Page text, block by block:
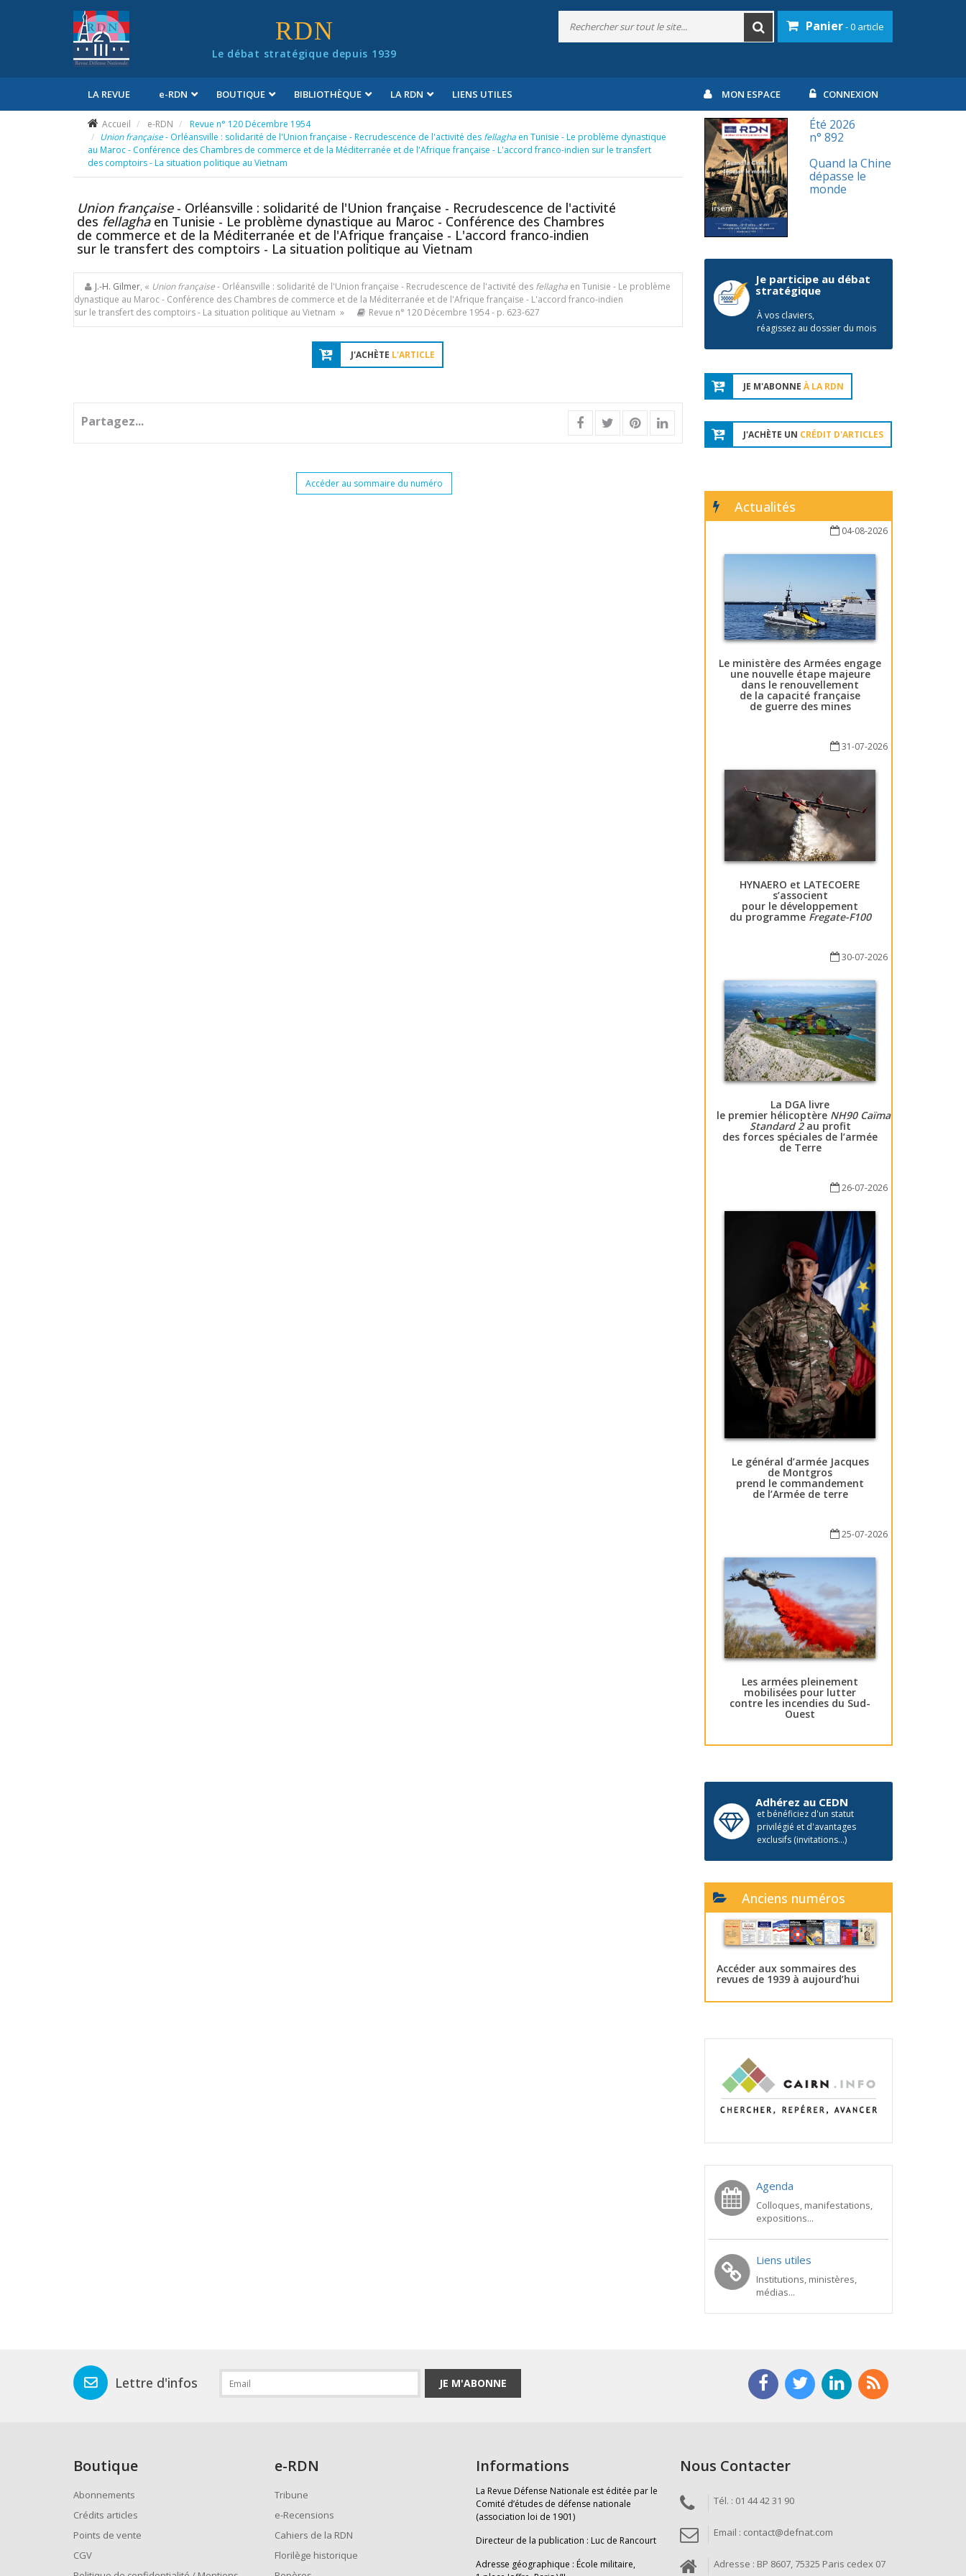
RDN
Le débat stratégique depuis 1939
Panier- 0 article
LA REVUE e-RDN BOUTIQUE BIBLIOTHÈQUE LA RDN LIENS UTILES MON ESPACE CONNEXION
Accueil e-RDN
Revue n° 120 Décembre 1954
Union française- Orléansville : solidarité de l'Union française - Recrudescence de l'activité des fellagha en Tunisie - Le problème dynastique
au Maroc - Conférence des Chambres de commerce et de la Méditerranée et de l'Afrique française - L'accord franco-indien sur le transfert
des comptoirs - La situation politique au Vietnam
Union française- Orléansville : solidarité de l'Union française - Recrudescence de l'activité
des fellagha en Tunisie - Le problème dynastique au Maroc - Conférence des Chambres
de commerce et de la Méditerranée et de l'Afrique française - L'accord franco-indien
sur le transfert des comptoirs - La situation politique au Vietnam
J.-H. Gilmer, « Union française- Orléansville : solidarité de l'Union française - Recrudescence de l'activité des fellagha en Tunisie - Le problème
dynastique au Maroc - Conférence des Chambres de commerce et de la Méditerranée et de l'Afrique française - L'accord franco-indien
sur le transfert des comptoirs - La situation politique au Vietnam »
Revue n° 120 Décembre 1954- p. 623-627
J'ACHÈTE L'ARTICLE
Partagez...
Accéder au sommaire du numéro
Été 2026
n° 892
Quand la Chine
dépasse le
monde
Je participe au débat
stratégique
À vos claviers,
réagissez au dossier du mois
JE M'ABONNE À LA RDN
J'ACHÈTE UN CRÉDIT D'ARTICLES
Actualités
04-08-2026
Le ministère des Armées engage
une nouvelle étape majeure
dans le renouvellement
de la capacité française
de guerre des mines
31-07-2026
HYNAERO et LATECOERE
s’associent
pour le développement
du programme Fregate-F100
30-07-2026
La DGA livre
le premier hélicoptère NH90 Caïman
Standard 2au profit
des forces spéciales de l’armée
de Terre
26-07-2026
Le général d’armée Jacques
de Montgros
prend le commandement
de l’Armée de terre
25-07-2026
Les armées pleinement
mobilisées pour lutter
contre les incendies du Sud-
Ouest
Adhérez au CEDN
et bénéficiez d'un statut
privilégié et d'avantages
exclusifs (invitations...)
Anciens numéros
Accéder aux sommaires des
revues de 1939 à aujourd’hui
Agenda
Colloques, manifestations,
expositions...
Liens utiles
Institutions, ministères,
médias...
Lettre d'infos JE M'ABONNE
Boutique
Abonnements
Crédits articles
Points de vente
CGV
e-RDN
Tribune
e-Recensions
Cahiers de la RDN
Florilège historique
Informations
La Revue Défense Nationale est éditée par le
Comité d’études de défense nationale
(association loi de 1901)
Directeur de la publication : Luc de Rancourt
Adresse géographique : École militaire,
Nous Contacter
Tél. : 01 44 42 31 90
Email : contact@defnat.com
Adresse : BP 8607, 75325 Paris cedex 07